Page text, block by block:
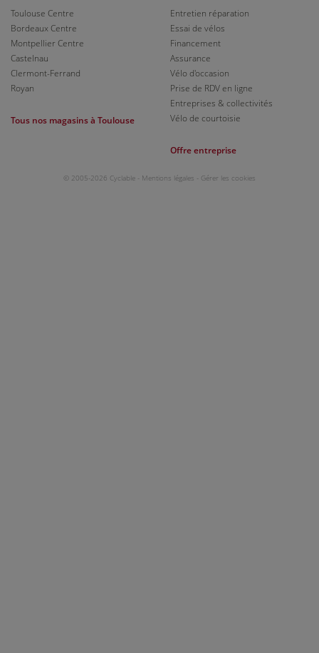
Toulouse Centre
Bordeaux Centre
Montpellier Centre
Castelnau
Clermont-Ferrand
Royan
Tous nos magasins à Toulouse
Entretien réparation
Essai de vélos
Financement
Assurance
Vélo d'occasion
Prise de RDV en ligne
Entreprises & collectivités
Vélo de courtoisie
Offre entreprise
© 2005-2026 Cyclable - Mentions légales - Gérer les cookies